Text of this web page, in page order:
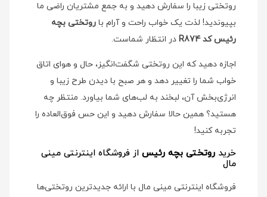
روتختی زیبا را سفارش دهید و به جمع مشتریان راضی ما
بپیوندید! لذت یک خواب راحت و آرام با روتختی بچه
رئیس کد R874
در انتظار شماست.
اجازه دهید که این روتختی شگفت‌انگیز، حال و هوای اتاق
خواب شما را تغییر دهد و هر صبح با دیدن طرح زیبا و
انرژی‌بخش آن، لبخند به لب‌های شما بیاورد. منتظر چه
هستید؟ همین حالا سفارش دهید و این حس فوق‌العاده را
تجربه کنید!
خرید روتختی بچه رئیس از فروشگاه اینترنتی مینی
مال
فروشگاه اینترنتی مینی مال با ارائه جدیدترین روتختی‌ها